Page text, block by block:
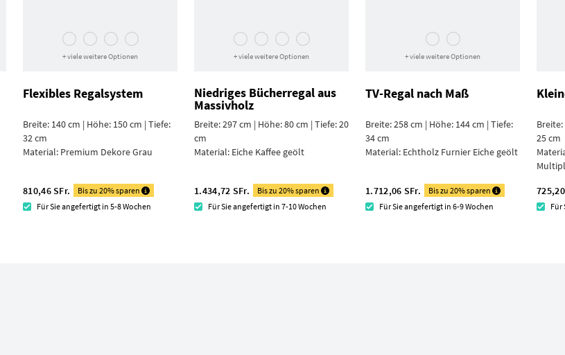
+ viele weitere Optionen
Flexibles Regalsystem
Breite: 140 cm | Höhe: 150 cm | Tiefe:
32 cm
Material: Premium Dekore Grau
810,46 SFr.
Bis zu 20% sparen
Für Sie angefertigt in 5-8 Wochen
+ viele weitere Optionen
Niedriges Bücherregal aus
Massivholz
Breite: 297 cm | Höhe: 80 cm | Tiefe: 20
cm
Material: Eiche Kaffee geölt
1.434,72 SFr.
Bis zu 20% sparen
Für Sie angefertigt in 7-10 Wochen
+ viele weitere Optionen
TV-Regal nach Maß
Breite: 258 cm | Höhe: 144 cm | Tiefe:
34 cm
Material: Echtholz Furnier Eiche geölt
1.712,06 SFr.
Bis zu 20% sparen
Für Sie angefertigt in 6-9 Wochen
Breite:
25 cm
Für